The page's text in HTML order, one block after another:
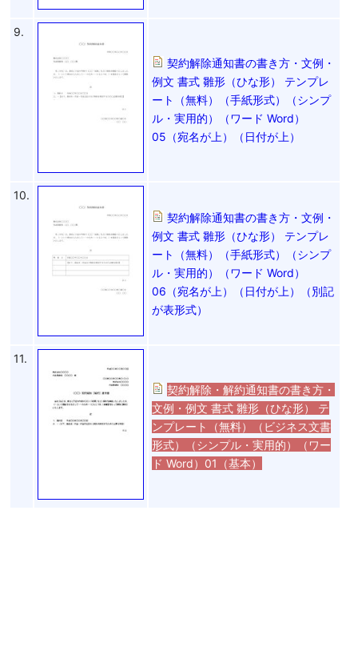
9.
契約解除通知書の書き方・文例・
例文 書式 雛形（ひな形） テンプレ
ート（無料）（手紙形式）（シンプ
ル・実用的）（ワード Word）
05（宛名が上）（日付が上）
10.
契約解除通知書の書き方・文例・
例文 書式 雛形（ひな形） テンプレ
ート（無料）（手紙形式）（シンプ
ル・実用的）（ワード Word）
06（宛名が上）（日付が上）（別記
が表形式）
11.
契約解除・解約通知書の書き方・
文例・例文 書式 雛形（ひな形） テ
ンプレート（無料）（ビジネス文書
形式）（シンプル・実用的）（ワー
ド Word）01（基本）